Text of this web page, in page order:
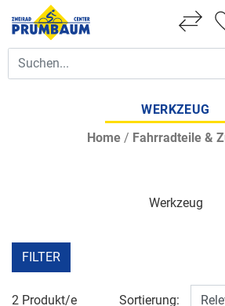
WERKZEUG
Home / Fahrradteile &
Werkzeug
FILTER
2 Produkt/e Sortierung: